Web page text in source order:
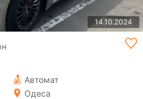
14.10.2024
Автомат
Одеса